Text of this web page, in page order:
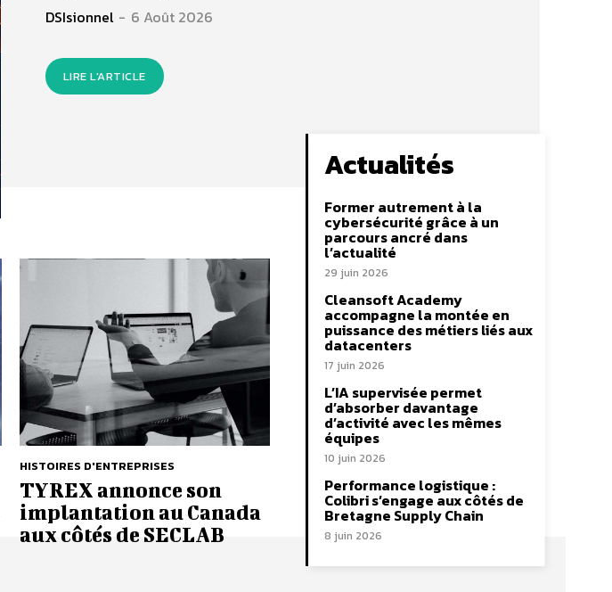
DSIsionnel - 6 Août 2026
LIRE L'ARTICLE
HISTOIRES D'ENTREPRISES
TYREX annonce son
implantation au Canada
aux côtés de SECLAB
Actualités
Former autrement à la
cybersécurité grâce à un
parcours ancré dans
l’actualité
29 juin 2026
Cleansoft Academy
accompagne la montée en
puissance des métiers liés aux
datacenters
17 juin 2026
L’IA supervisée permet
d’absorber davantage
d’activité avec les mêmes
équipes
10 juin 2026
Performance logistique :
Colibri s’engage aux côtés de
Bretagne Supply Chain
8 juin 2026